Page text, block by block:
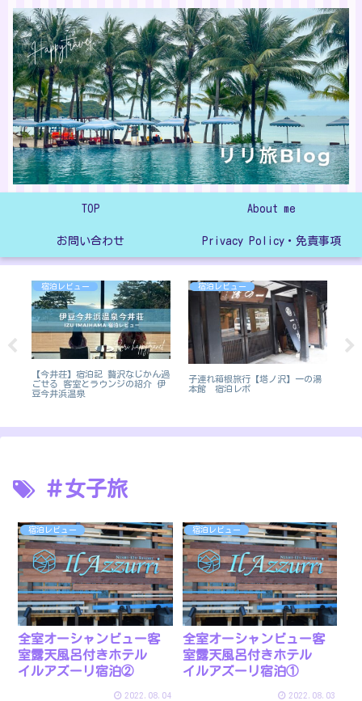
TOP About me
お問い合わせ Privacy Policy・免責事項
宿泊レビュー
【今井荘】宿泊記 贅沢なじかん過
ごせる 客室とラウンジの紹介 伊
豆今井浜温泉
宿泊レビュー
子連れ箱根旅行【塔ノ沢】一の湯
本館 宿泊レポ
＃女子旅
宿泊レビュー
全室オーシャンビュー客
室露天風呂付きホテル
イルアズーリ宿泊②
2022.08.04
宿泊レビュー
全室オーシャンビュー客
室露天風呂付きホテル
イルアズーリ宿泊①
2022.08.03